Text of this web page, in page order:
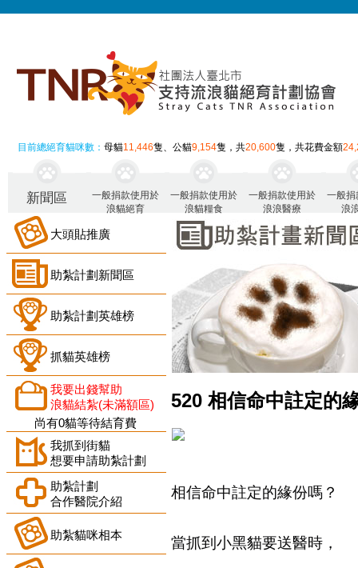
目前總絕育貓咪數：母貓11,446隻、公貓9,154隻，共20,600隻，共花費金額
新聞區
一般捐款使用於
浪貓絕育
一般捐款使用於
浪貓糧食
一般捐款使用於
浪浪醫療
一般捐
浪
大頭貼推廣
助紮計劃新聞區
助紮計劃英雄榜
抓貓英雄榜
我要出錢幫助
浪貓結紮(未滿額區)
尚有0貓等待結育費
我抓到街貓
想要申請助紮計劃
助紮計劃
合作醫院介紹
助紮貓咪相本
520 相信命中註定的
相信命中註定的緣份嗎？
當抓到小黑貓要送醫時，